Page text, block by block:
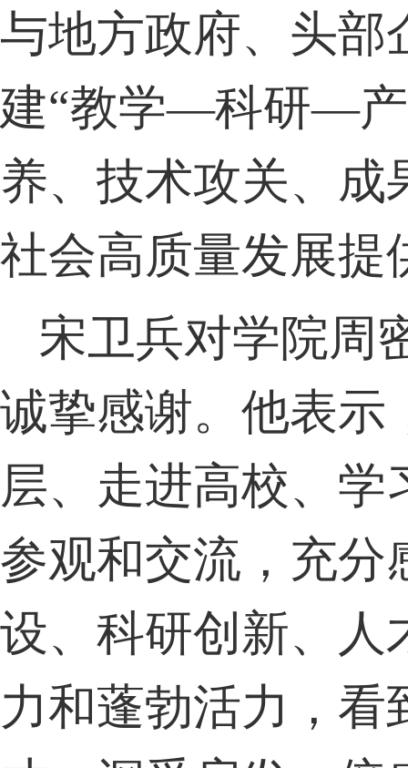
与地方政府、头部
建“教学—科研—
养、技术攻关、成
社会高质量发展提
宋卫兵对学院周
诚挚感谢。他表示
层、走进高校、
参观和交流，充分
设、科研创新、人
力和蓬勃活力，看